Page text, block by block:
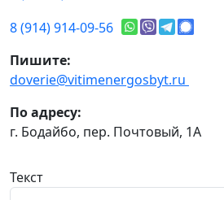
8 (914) 914-09-56
Пишите:
doverie@vitimenergosbyt.ru
По адресу:
г. Бодайбо, пер. Почтовый, 1А
Текст